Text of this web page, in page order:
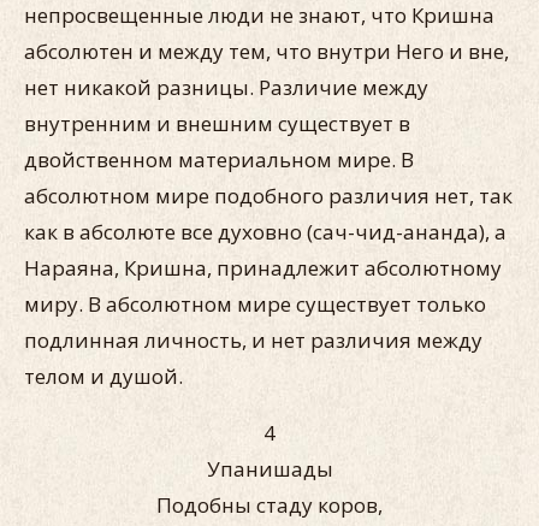
непросвещенные люди не знают, что Кришна
абсолютен и между тем, что внутри Него и вне,
нет никакой разницы. Различие между
внутренним и внешним существует в
двойственном материальном мире. В
абсолютном мире подобного различия нет, так
как в абсолюте все духовно (сач-чид-ананда), а
Нараяна, Кришна, принадлежит абсолютному
миру. В абсолютном мире существует только
подлинная личность, и нет различия между
телом и душой.
4
Упанишады
Подобны стаду коров,